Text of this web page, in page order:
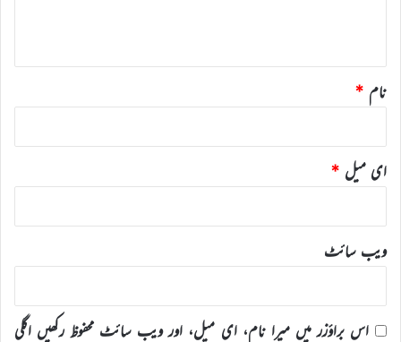
نام *
ای میل *
ویب‌ سائٹ
اس براؤزر میں میرا نام، ای میل، اور ویب سائٹ محفوظ رکھیں اگلی